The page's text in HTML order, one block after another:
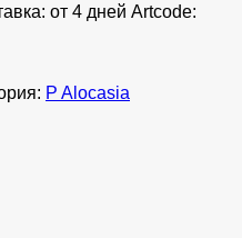
от 4 дней Artcode:
P Alocasia